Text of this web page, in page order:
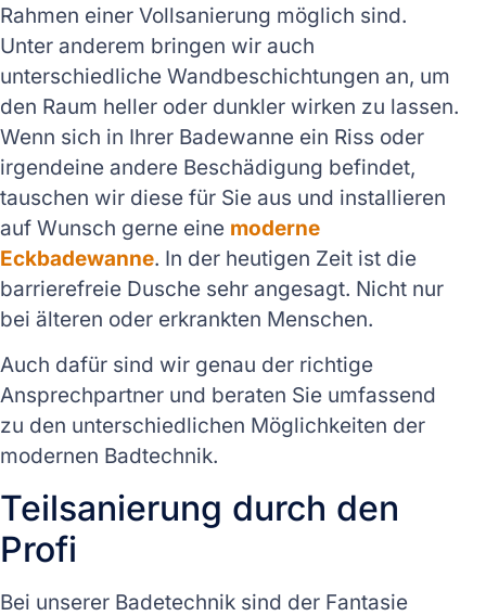
Rahmen einer Vollsanierung möglich sind.
Unter anderem bringen wir auch
unterschiedliche Wandbeschichtungen an, um
den Raum heller oder dunkler wirken zu lassen.
Wenn sich in Ihrer Badewanne ein Riss oder
irgendeine andere Beschädigung befindet,
tauschen wir diese für Sie aus und installieren
auf Wunsch gerne eine moderne
Eckbadewanne. In der heutigen Zeit ist die
barrierefreie Dusche sehr angesagt. Nicht nur
bei älteren oder erkrankten Menschen.
Auch dafür sind wir genau der richtige
Ansprechpartner und beraten Sie umfassend
zu den unterschiedlichen Möglichkeiten der
modernen Badtechnik.
Teilsanierung durch den
Profi
Bei unserer Badetechnik sind der Fantasie